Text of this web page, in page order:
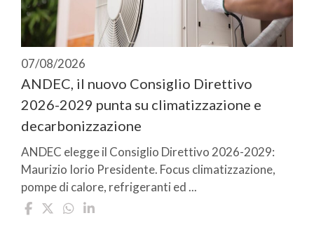
07/08/2026
ANDEC, il nuovo Consiglio Direttivo
2026-2029 punta su climatizzazione e
decarbonizzazione
ANDEC elegge il Consiglio Direttivo 2026-2029:
Maurizio Iorio Presidente. Focus climatizzazione,
pompe di calore, refrigeranti ed ...